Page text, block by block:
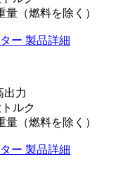
量（燃料を除く）
ー 製品詳細
出力
ルク
量（燃料を除く）
ー 製品詳細